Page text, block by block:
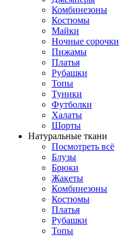
Комбинезоны
Костюмы
Майки
Ночные сорочки
Пижамы
Платья
Рубашки
Топы
Туники
Футболки
Халаты
Шорты
Натуральные ткани
Посмотреть всё
Блузы
Брюки
Жакеты
Комбинезоны
Костюмы
Платья
Рубашки
Топы